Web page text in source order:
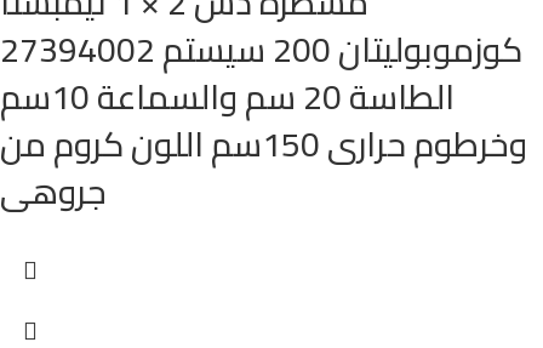
كوزموبوليتان 200 سيستم 27394002
الطاسة 20 سم والسماعة 10سم
وخرطوم حرارى 150سم اللون كروم من
جروهى